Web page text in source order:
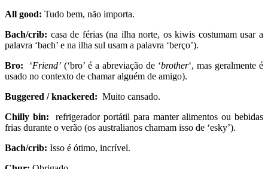
All good: Tudo bem, não importa.
Bach/crib: casa de férias (na ilha norte, oskiwis costumam usar a
palavra ‘bach’ e na ilha sul usam a palavra ‘berço’).
Bro: ‘Friend’ (‘bro’ é a abreviação de ‘brother‘, mas geralmente é
usado no contexto de chamar alguém de amigo).
Buggered / knackered: Muito cansado.
Chilly bin:
refrigerador portátil para manter alimentos ou bebidas
frias durante o verão (os australianos chamam isso de ‘esky’).
Bach/crib: Isso é ótimo, incrível.